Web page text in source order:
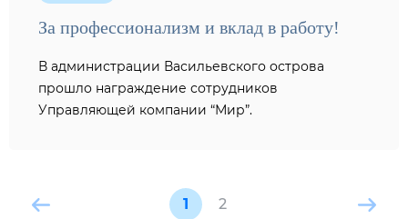
За профессионализм и вклад в работу!
В администрации Васильевского острова
прошло награждение сотрудников
Управляющей компании “Мир”.
1 2